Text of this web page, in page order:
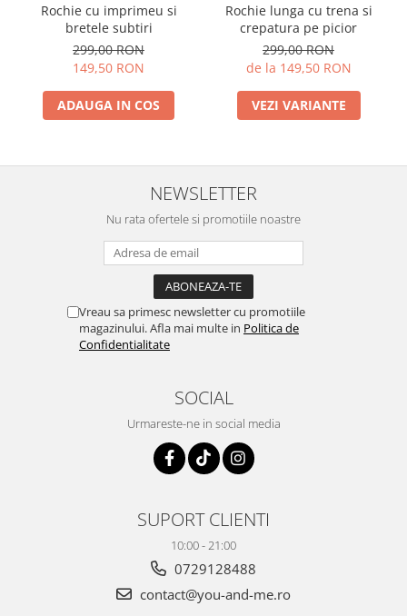
Rochie cu imprimeu si
bretele subtiri
299,00 RON
149,50 RON
ADAUGA IN COS
Rochie lunga cu trena si
crepatura pe picior
299,00 RON
de la 149,50 RON
VEZI VARIANTE
NEWSLETTER
Nu rata ofertele si promotiile noastre
Vreau sa primesc newsletter cu promotiile
magazinului. Afla mai multe in Politica de
Confidentialitate
SOCIAL
Urmareste-ne in social media
SUPORT CLIENTI
10:00 - 21:00
0729128488
contact@you-and-me.ro